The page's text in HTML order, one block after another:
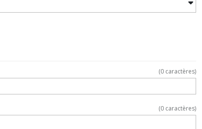
(0 caractères)
(0 caractères)